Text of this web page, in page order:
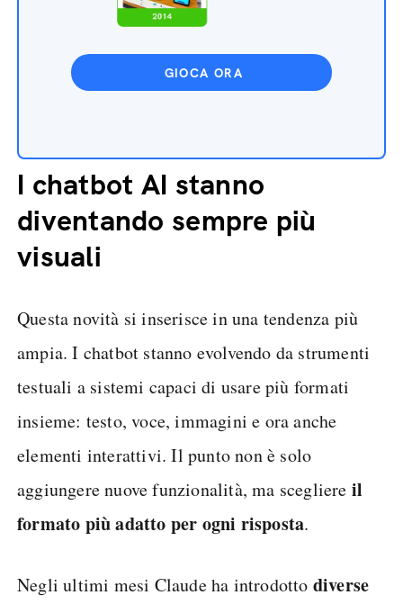
GIOCA ORA
I chatbot AI stanno
diventando sempre più
visuali
Questa novità si inserisce in una tendenza più
ampia. I chatbot stanno evolvendo da strumenti
testuali a sistemi capaci di usare più formati
insieme: testo, voce, immagini e ora anche
elementi interattivi. Il punto non è solo
aggiungere nuove funzionalità, ma scegliere il
formato più adatto per ogni risposta.
Negli ultimi mesi Claude ha introdotto diverse